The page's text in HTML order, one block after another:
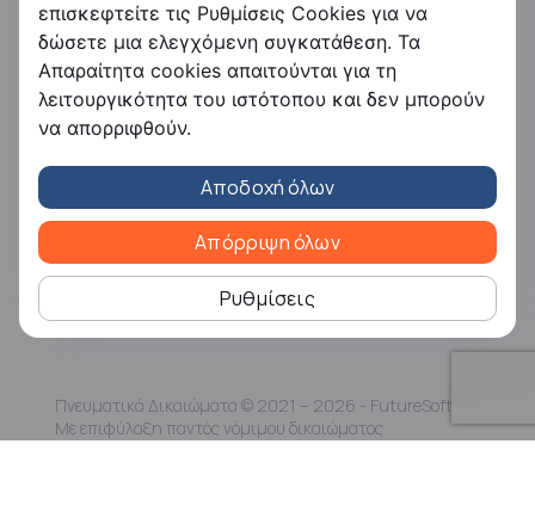
FS Payroll
FS Timer
FS Ergani
Εταιρεία
Η Free Futuresoft
Ευκαιρίες καριέρας
Εταιρική Κοινωνική Ευθύνη
Πνευματικά Δικαιώματα © 2021 – 2026 - FutureSoft |
Με επιφύλαξη παντός νόμιμου δικαιώματος
επισκεφτείτε τις Ρυθμίσεις Cookies για να
δώσετε μια ελεγχόμενη συγκατάθεση. Τα
Απαραίτητα cookies απαιτούνται για τη
λειτουργικότητα του ιστότοπου και δεν μπορούν
να απορριφθούν.
Αποδοχή όλων
Απόρριψη όλων
Ρυθμίσεις